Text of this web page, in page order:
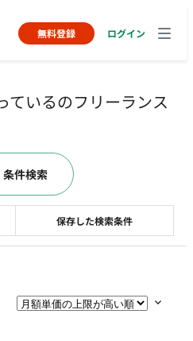
無料登録 ログイン
いるのフリーランス
保存した検索条件
条件検索